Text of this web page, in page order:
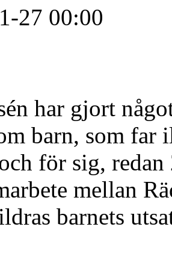
27 00:00
har gjort
barn, som
för sig, redan
mellan
barnets